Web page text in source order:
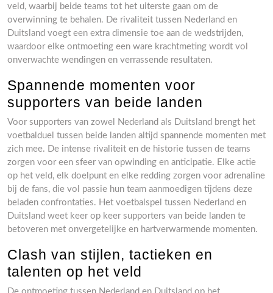
veld, waarbij beide teams tot het uiterste gaan om de
overwinning te behalen. De rivaliteit tussen Nederland en
Duitsland voegt een extra dimensie toe aan de wedstrijden,
waardoor elke ontmoeting een ware krachtmeting wordt vol
onverwachte wendingen en verrassende resultaten.
Spannende momenten voor
supporters van beide landen
Voor supporters van zowel Nederland als Duitsland brengt het
voetbalduel tussen beide landen altijd spannende momenten met
zich mee. De intense rivaliteit en de historie tussen de teams
zorgen voor een sfeer van opwinding en anticipatie. Elke actie
op het veld, elk doelpunt en elke redding zorgen voor adrenaline
bij de fans, die vol passie hun team aanmoedigen tijdens deze
beladen confrontaties. Het voetbalspel tussen Nederland en
Duitsland weet keer op keer supporters van beide landen te
betoveren met onvergetelijke en hartverwarmende momenten.
Clash van stijlen, tactieken en
talenten op het veld